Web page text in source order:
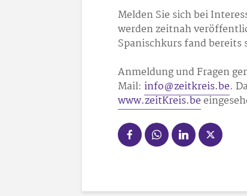
Melden Sie sich bei
werden zeitnah
Spanischkurs fand
Anmeldung und Fragen
Mail: info@zeitkreis.be.
www.zeitKreis.be